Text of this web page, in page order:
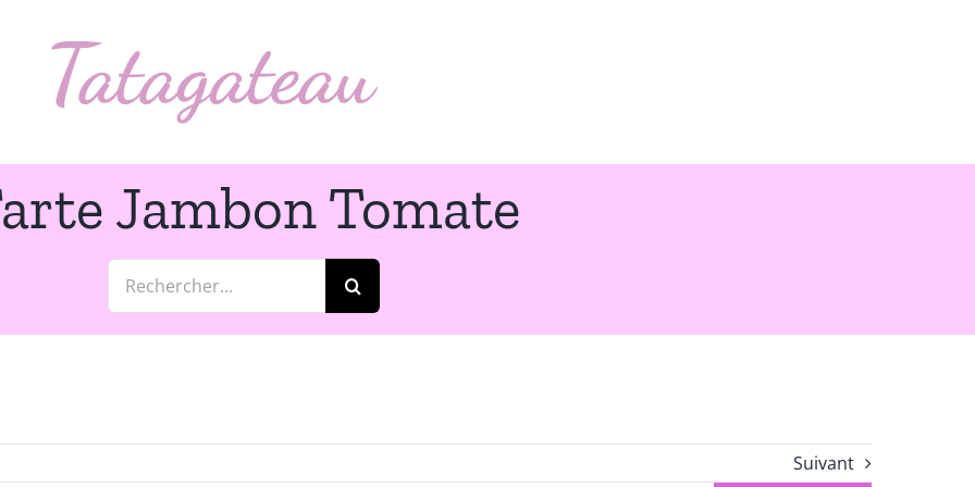
Jambon Tomate
Rechercher:
Suivant